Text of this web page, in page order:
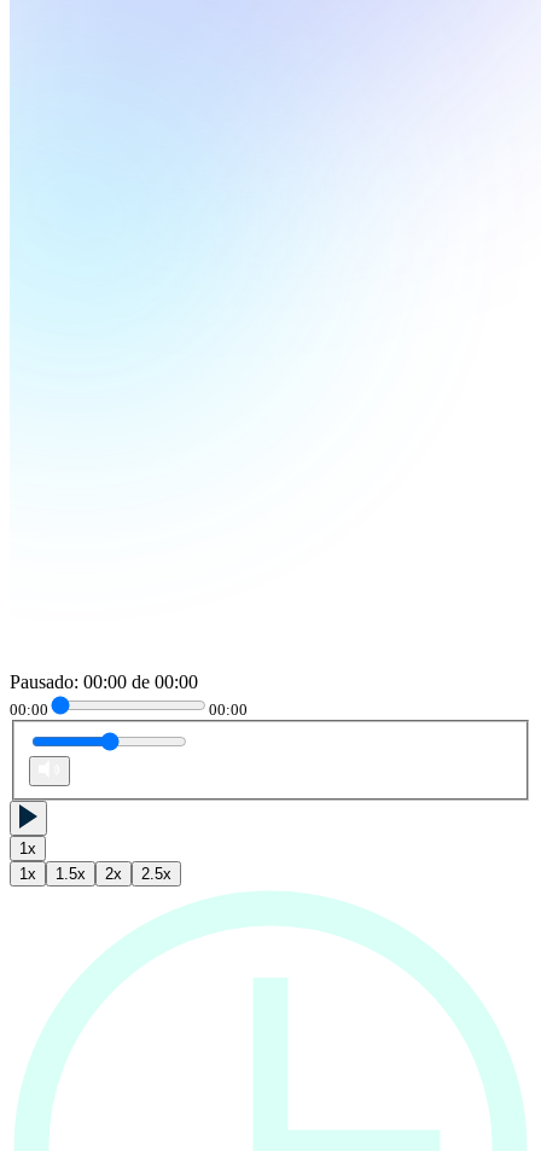
Pausado: 00:00 de 00:00
00:00 00:00
1x
1x 1.5x 2x 2.5x